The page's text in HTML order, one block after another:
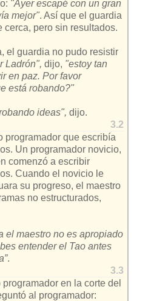
"Ayer escapé con un gran
mejor". Así que el guardia
cerca, pero sin resultados.
el guardia no pudo resistir
Ladrón", dijo, "estoy tan
en paz. Por favor
está robando?"
ideas", dijo.
3.2
programador que escribía
Un programador novicio,
comenzó a escribir
Cuando el novicio le
su progreso, el maestro
no estructurados,
el maestro no es apropiado
entender el Tao antes
.
3.3
en la corte del
al programador: